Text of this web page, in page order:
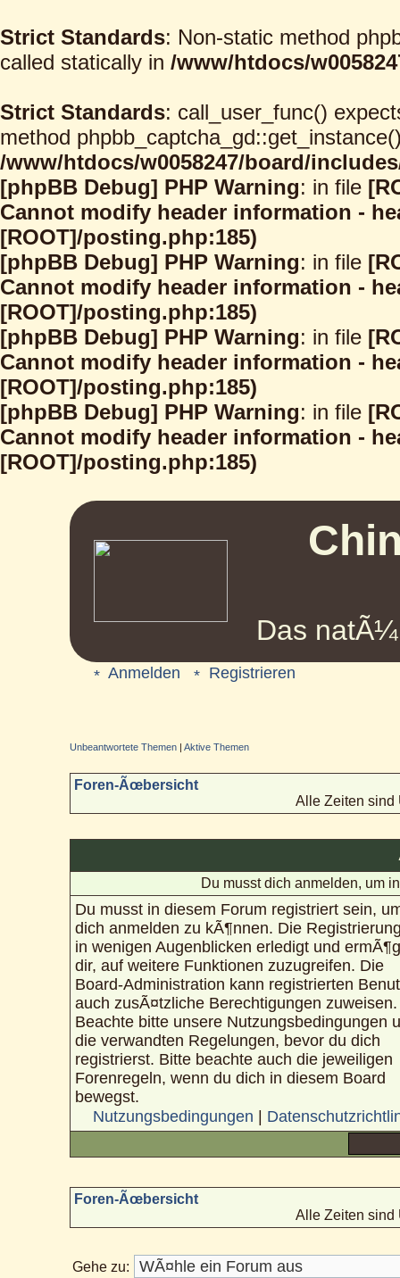
Strict Standards: Non-static method
called statically in /www/htdocs/
Strict Standards: call_user_func()
method
/www/htdocs/w0058247/board/
[phpBB Debug] PHP Warning: in file
Cannot modify header information -
[ROOT]/posting.php:185)
[phpBB Debug] PHP Warning: in file
Cannot modify header information -
[ROOT]/posting.php:185)
[phpBB Debug] PHP Warning: in file
Cannot modify header information -
[ROOT]/posting.php:185)
[phpBB Debug] PHP Warning: in file
Cannot modify header information -
[ROOT]/posting.php:185)
Das
Anmelden Registrieren
Unbeantwortete Themen |Aktive Themen
Foren-Ãœbersicht
Alle Zeiten sind
Du musst dich anmelden, um
Du musst in diesem Forum registriert sein,
dich anmelden zu kÃ¶nnen. Die
in wenigen Augenblicken erledigt und
dir, auf weitere Funktionen zuzugreifen. Die
Board-Administration kann registrierten
auch zusÃ¤tzliche Berechtigungen zuweisen.
Beachte bitte unsere Nutzungsbedingungen
die verwandten Regelungen, bevor du dich
registrierst. Bitte beachte auch die jeweiligen
Forenregeln, wenn du dich in diesem Board
bewegst.
Nutzungsbedingungen |
Foren-Ãœbersicht
Alle Zeiten sind
Gehe zu: